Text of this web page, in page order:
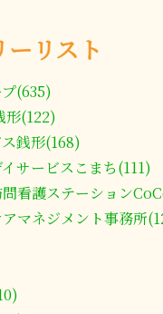
ーリスト
(635)
形(122)
銭形(168)
サービスこまち(111)
看護ステーション
マネジメント事務所